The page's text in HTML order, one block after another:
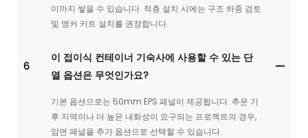
이까지 쌓을 수 있습니다. 적층 설치 시에는 구조 하중 검토
및 앵커 키트 설치를 권장합니다.
6
이 접이식 컨테이너 기숙사에 사용할 수 있는 단
열 옵션은 무엇인가요?
기본 옵션으로는 50mm EPS 패널이 제공됩니다. 추운 기
후 지역이나 더 높은 내화성이 요구되는 프로젝트의 경우,
암면 패널을 추가 옵션으로 선택할 수 있습니다.